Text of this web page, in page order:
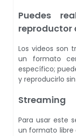
Puedes
reproductor
Los videos son
un formato
específico;
y reproducirlo
Streaming
Para usar este
un formato libre